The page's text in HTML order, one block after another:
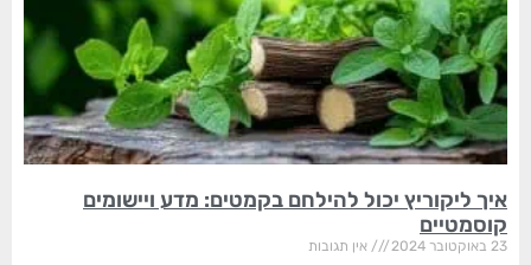
איך ליקוריץ יכול להילחם בקמטים: מדע ויישומים
קוסמטיים
23 באוקטובר 2024 אין תגובות